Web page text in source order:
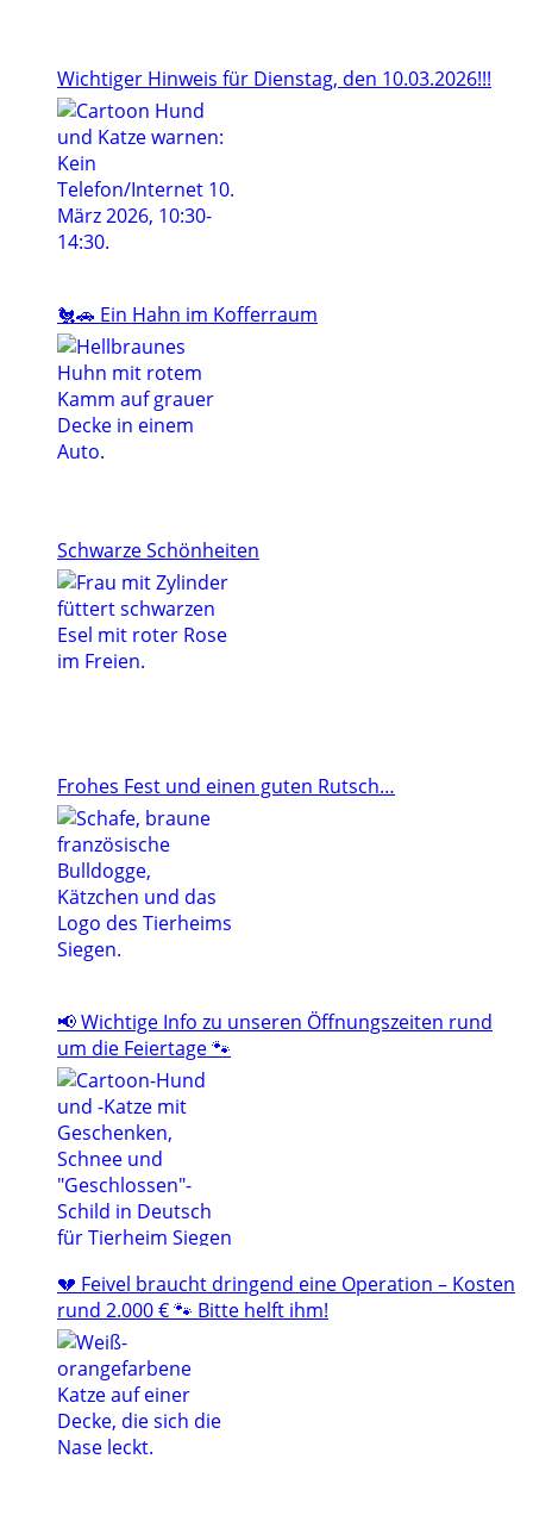
Wichtiger Hinweis für Dienstag, den 10.03.2026!!!
🐔🚗 Ein Hahn im Kofferraum
Schwarze Schönheiten
Frohes Fest und einen guten Rutsch…
📢 Wichtige Info zu unseren Öffnungszeiten rund
um die Feiertage 🐾
💔 Feivel braucht dringend eine Operation – Kosten
rund 2.000 € 🐾 Bitte helft ihm!